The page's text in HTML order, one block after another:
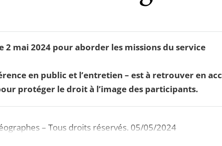
2 mai 2024 pour aborder les missions du service
en public et l’entretien – est à retrouver en
protéger le droit à l’image des participants.
– Tous droits réservés. 05/05/2024